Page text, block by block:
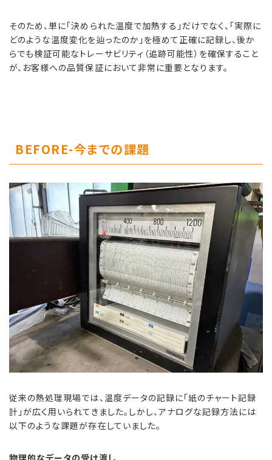
そのため、単に「決められた温度で加熱する」だけでなく、「実際に
どのような温度変化を辿ったのか」を極めて正確に記録し、後か
らでも検証可能なトレーサビリティ（追跡可能性）を確保すること
が、お客様への品質保証において非常に重要となります。
BEFORE-今までの課題
従来の熱処理現場では、温度データの記録に「紙のチャート記録
計」が広く用いられてきました。しかし、アナログな記録方法には
以下のような課題が存在していました。
物理的なデータの受け渡し